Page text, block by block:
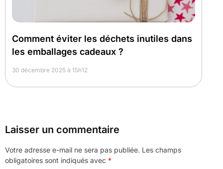
Comment éviter les déchets inutiles dans
les emballages cadeaux ?
30 décembre 2025 à 15h12
Laisser un commentaire
Votre adresse e-mail ne sera pas publiée. Les champs
obligatoires sont indiqués avec *